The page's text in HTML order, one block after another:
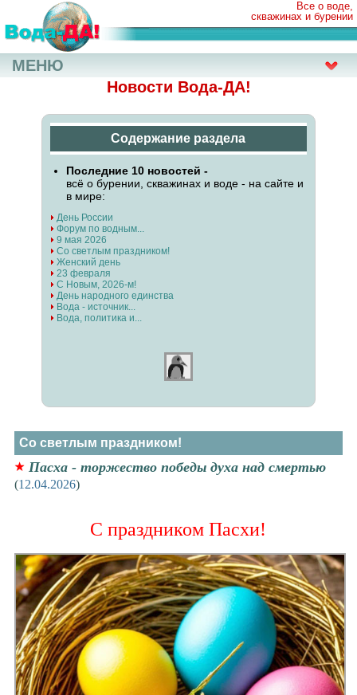
Все о воде,
скважинах и бурении
Новости Вода-ДА!
Содержание раздела
Последние 10 новостей -
всё о бурении, скважинах и воде - на сайте и
в мире:
День России
Форум по водным...
9 мая 2026
Со светлым праздником!
Женский день
23 февраля
С Новым, 2026-м!
День народного единства
Вода - источник...
Вода, политика и...
Со светлым праздником!
Пасха - торжество победы духа над смертью
(12.04.2026)
С праздником Пасхи!
МЕНЮ